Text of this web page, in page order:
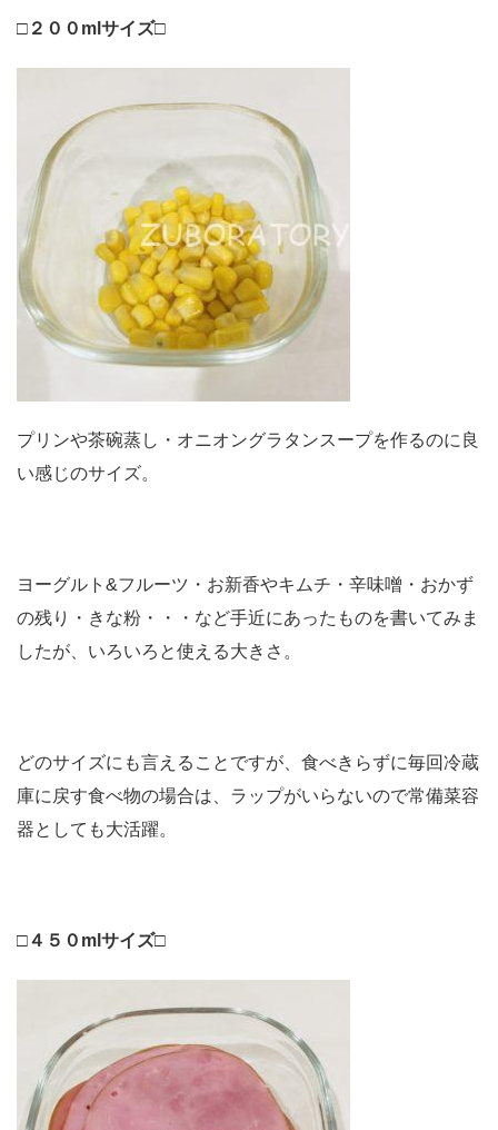
□２００mlサイズ□
プリンや茶碗蒸し・オニオングラタンスープを作るのに良
い感じのサイズ。
ヨーグルト&フルーツ・お新香やキムチ・辛味噌・おかず
の残り・きな粉・・・など手近にあったものを書いてみま
したが、いろいろと使える大きさ。
どのサイズにも言えることですが、食べきらずに毎回冷蔵
庫に戻す食べ物の場合は、ラップがいらないので常備菜容
器としても大活躍。
□４５０mlサイズ□